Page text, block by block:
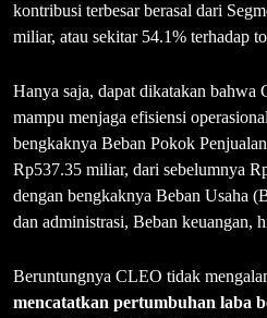
kontribusi terbesar berasal dari
miliar, atau sekitar 54.1% terhadap
Hanya saja, dapat dikatakan bahwa
mampu menjaga efisiensi
bengkaknya Beban Pokok
Rp537.35 miliar, dari sebelumnya
dengan bengkaknya Beban Usaha
dan administrasi, Beban keuangan,
Beruntungnya CLEO tidak
mencatatkan pertumbuhan laba